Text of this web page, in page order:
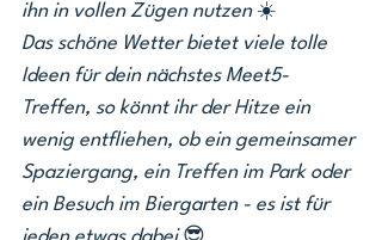
ihn in vollen Zügen nutzen ☀️
Das schöne Wetter bietet viele tolle
Ideen für dein nächstes Meet5-
Treffen, so könnt ihr der Hitze ein
wenig entfliehen, ob ein gemeinsamer
Spaziergang, ein Treffen im Park oder
ein Besuch im Biergarten - es ist für